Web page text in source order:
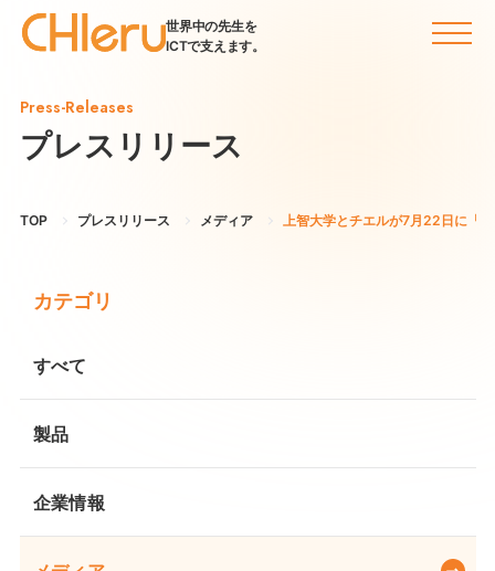
世界中の先生を
ICTで支えます。
Press-Releases
プレスリリース
TOP プレスリリース メディア 上智大学とチエルが7月22日に「
カテゴリ
すべて
製品
企業情報